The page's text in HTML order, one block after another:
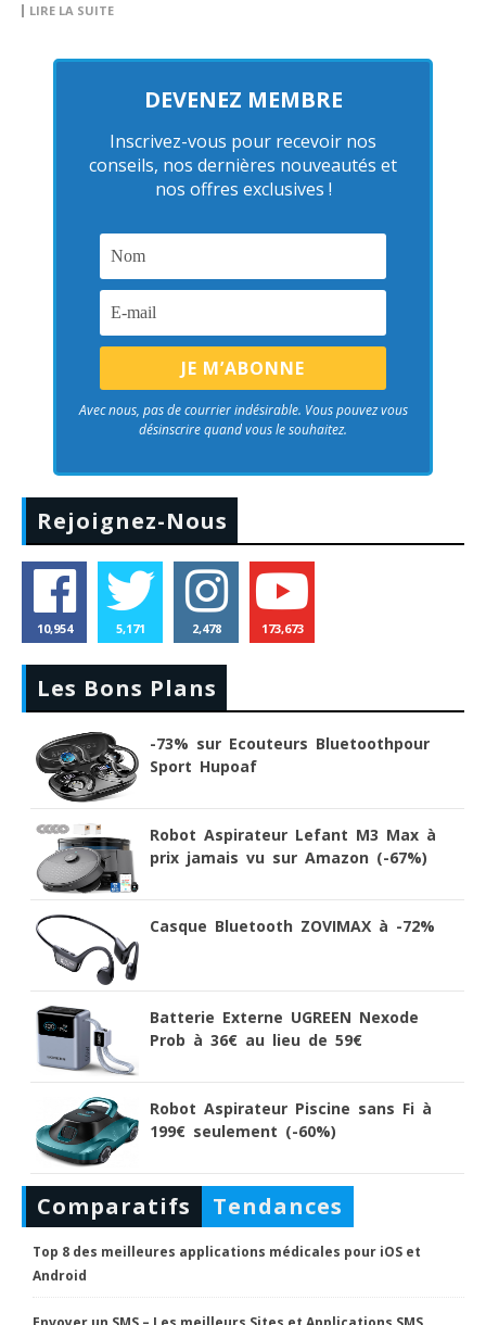
LIRE LA SUITE
DEVENEZ MEMBRE
Inscrivez-vous pour recevoir nos
conseils, nos dernières nouveautés et
nos offres exclusives !
Avec nous, pas de courrier indésirable. Vous pouvez vous
désinscrire quand vous le souhaitez.
Rejoignez-Nous
10,954 5,171 2,478 173,673
Les Bons Plans
-73% sur Ecouteurs Bluetoothpour
Sport Hupoaf
Robot Aspirateur Lefant M3 Max à
prix jamais vu sur Amazon (-67%)
Casque Bluetooth ZOVIMAX à -72%
Batterie Externe UGREEN Nexode
Prob à 36€ au lieu de 59€
Robot Aspirateur Piscine sans Fi à
199€ seulement (-60%)
Comparatifs Tendances
Top 8 des meilleures applications médicales pour iOS et
Android